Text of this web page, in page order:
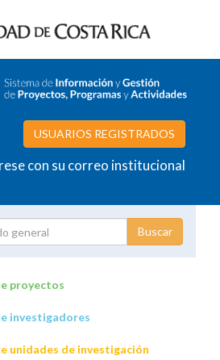
USUARIOS REGISTRADOS
con su correo institucional
proyectos
investigadores
unidades de investigación